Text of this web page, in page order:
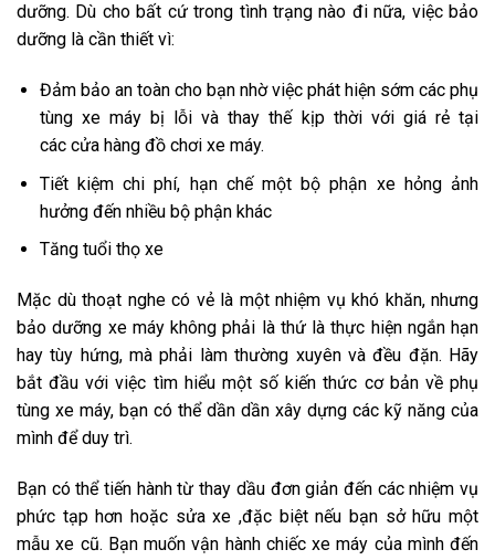
dưỡng. Dù cho bất cứ trong tình trạng nào đi nữa, việc bảo
dưỡng là cần thiết vì:
Đảm bảo an toàn cho bạn nhờ việc phát hiện sớm các phụ
tùng xe máy bị lỗi và thay thế kịp thời với giá rẻ tại
các cửa hàng đồ chơi xe máy.
Tiết kiệm chi phí, hạn chế một bộ phận xe hỏng ảnh
hưởng đến nhiều bộ phận khác
Tăng tuổi thọ xe
Mặc dù thoạt nghe có vẻ là một nhiệm vụ khó khăn, nhưng
bảo dưỡng xe máy không phải là thứ là thực hiện ngắn hạn
hay tùy hứng, mà phải làm thường xuyên và đều đặn. Hãy
bắt đầu với việc tìm hiểu một số kiến ​​thức cơ bản về phụ
tùng xe máy, bạn có thể dần dần xây dựng các kỹ năng của
mình để duy trì.
Bạn có thể tiến hành từ thay dầu đơn giản đến các nhiệm vụ
phức tạp hơn hoặc sửa xe ,đặc biệt nếu bạn sở hữu một
mẫu xe cũ. Bạn muốn vận hành chiếc xe máy của mình đến